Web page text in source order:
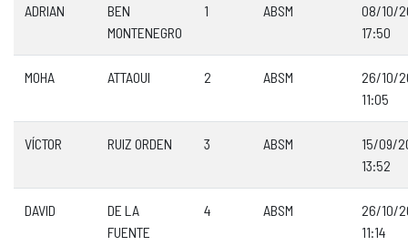
ADRIAN
BEN
MONTENEGRO
1 ABSM
08/10/
17:50
MOHA ATTAOUI 2 ABSM
26/10/
11:05
VÍCTOR RUIZ ORDEN 3 ABSM
15/09/
13:52
DAVID
DE LA
FUENTE
4 ABSM
26/10/
11:14